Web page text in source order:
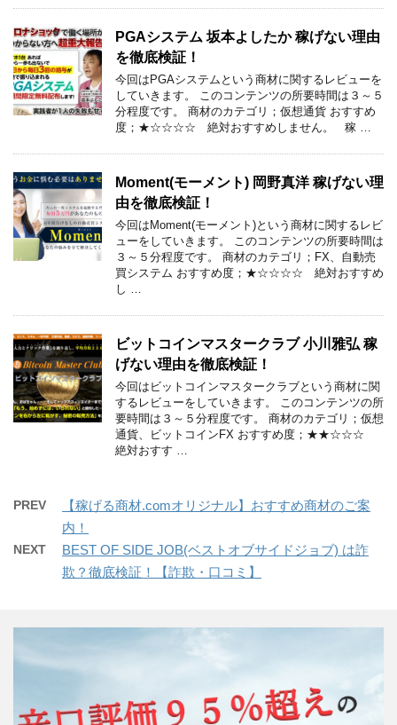
PGAシステム 坂本よしたか 稼げない理由
を徹底検証！
今回はPGAシステムという商材に関するレビューを
していきます。 このコンテンツの所要時間は３～５
分程度です。 商材のカテゴリ；仮想通貨 おすすめ
度；★☆☆☆☆ 絶対おすすめしません。 稼 …
Moment(モーメント) 岡野真洋 稼げない理
由を徹底検証！
今回はMoment(モーメント)という商材に関するレビ
ューをしていきます。 このコンテンツの所要時間は
３～５分程度です。 商材のカテゴリ；FX、自動売
買システム おすすめ度；★☆☆☆☆ 絶対おすすめ
し …
ビットコインマスタークラブ 小川雅弘 稼
げない理由を徹底検証！
今回はビットコインマスタークラブという商材に関
するレビューをしていきます。 このコンテンツの所
要時間は３～５分程度です。 商材のカテゴリ；仮想
通貨、ビットコインFX おすすめ度；★★☆☆☆
絶対おすす …
PREV
【稼げる商材.comオリジナル】おすすめ商材のご案
内！
NEXT
BEST OF SIDE JOB(ベストオブサイドジョブ) は詐
欺？徹底検証！【詐欺・口コミ】